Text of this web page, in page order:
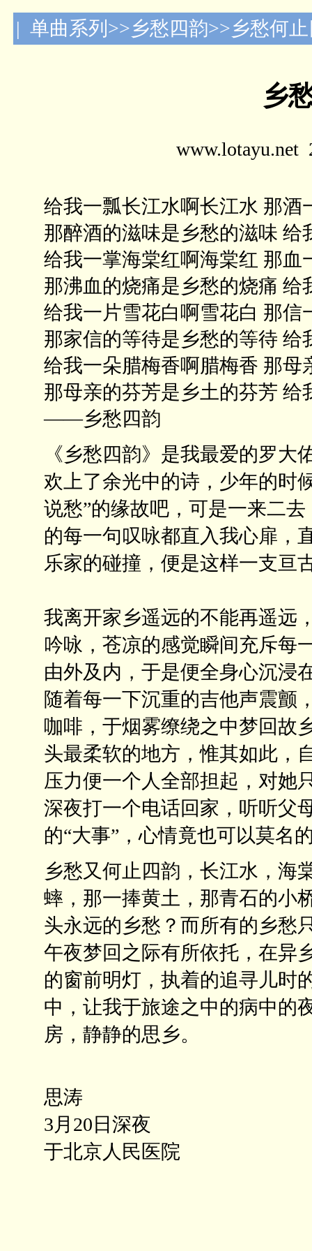
| 单曲系列>>乡愁四韵>>乡愁何
乡
www.lotayu.net
给我一瓢长江水啊长江水 那酒
那醉酒的滋味是乡愁的滋味 给
给我一掌海棠红啊海棠红 那血
那沸血的烧痛是乡愁的烧痛 给
给我一片雪花白啊雪花白 那信
那家信的等待是乡愁的等待 给
给我一朵腊梅香啊腊梅香 那母
那母亲的芬芳是乡土的芬芳 给
——乡愁四韵
《乡愁四韵》是我最爱的罗
欢上了余光中的诗，少年的时
说愁”的缘故吧，可是一来二
的每一句叹咏都直入我心扉，
乐家的碰撞，便是这样一支亘
我离开家乡遥远的不能再遥远
吟咏，苍凉的感觉瞬间充斥每
由外及内，于是便全身心沉浸
随着每一下沉重的吉他声震颤
咖啡，于烟雾缭绕之中梦回故
头最柔软的地方，惟其如此，
压力便一个人全部担起，对她
深夜打一个电话回家，听听父
的“大事”，心情竟也可以莫名
乡愁又何止四韵，长江水，海
蟀，那一捧黄土，那青石的小
头永远的乡愁？而所有的乡愁
午夜梦回之际有所依托，在异
的窗前明灯，执着的追寻儿时
中，让我于旅途之中的病中的
房，静静的思乡。
思涛
3月20日深夜
于北京人民医院